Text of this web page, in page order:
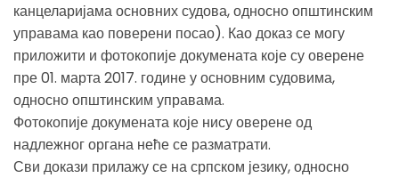
канцеларијама основних судова, односно општинским
управама као поверени посао). Као доказ се могу
приложити и фотокопије докумената које су оверене
пре 01. марта 2017. године у основним судовима,
односно општинским управама.
Фотокопије докумената које нису оверене од
надлежног органа неће се разматрати.
Сви докази прилажу се на српском језику, односно